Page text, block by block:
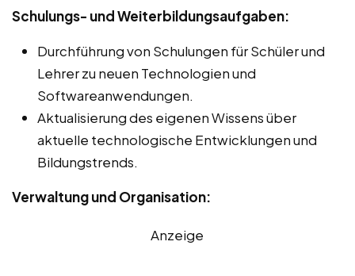
Schulungs- und Weiterbildungsaufgaben:
Durchführung von Schulungen für Schüler und
Lehrer zu neuen Technologien und
Softwareanwendungen.
Aktualisierung des eigenen Wissens über
aktuelle technologische Entwicklungen und
Bildungstrends.
Verwaltung und Organisation:
Anzeige